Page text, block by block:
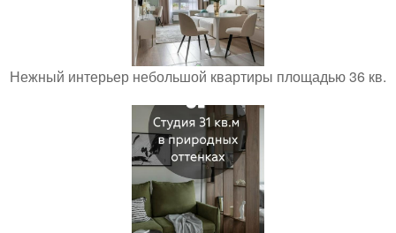
Нежный интерьер небольшой квартиры площадью 36 кв.